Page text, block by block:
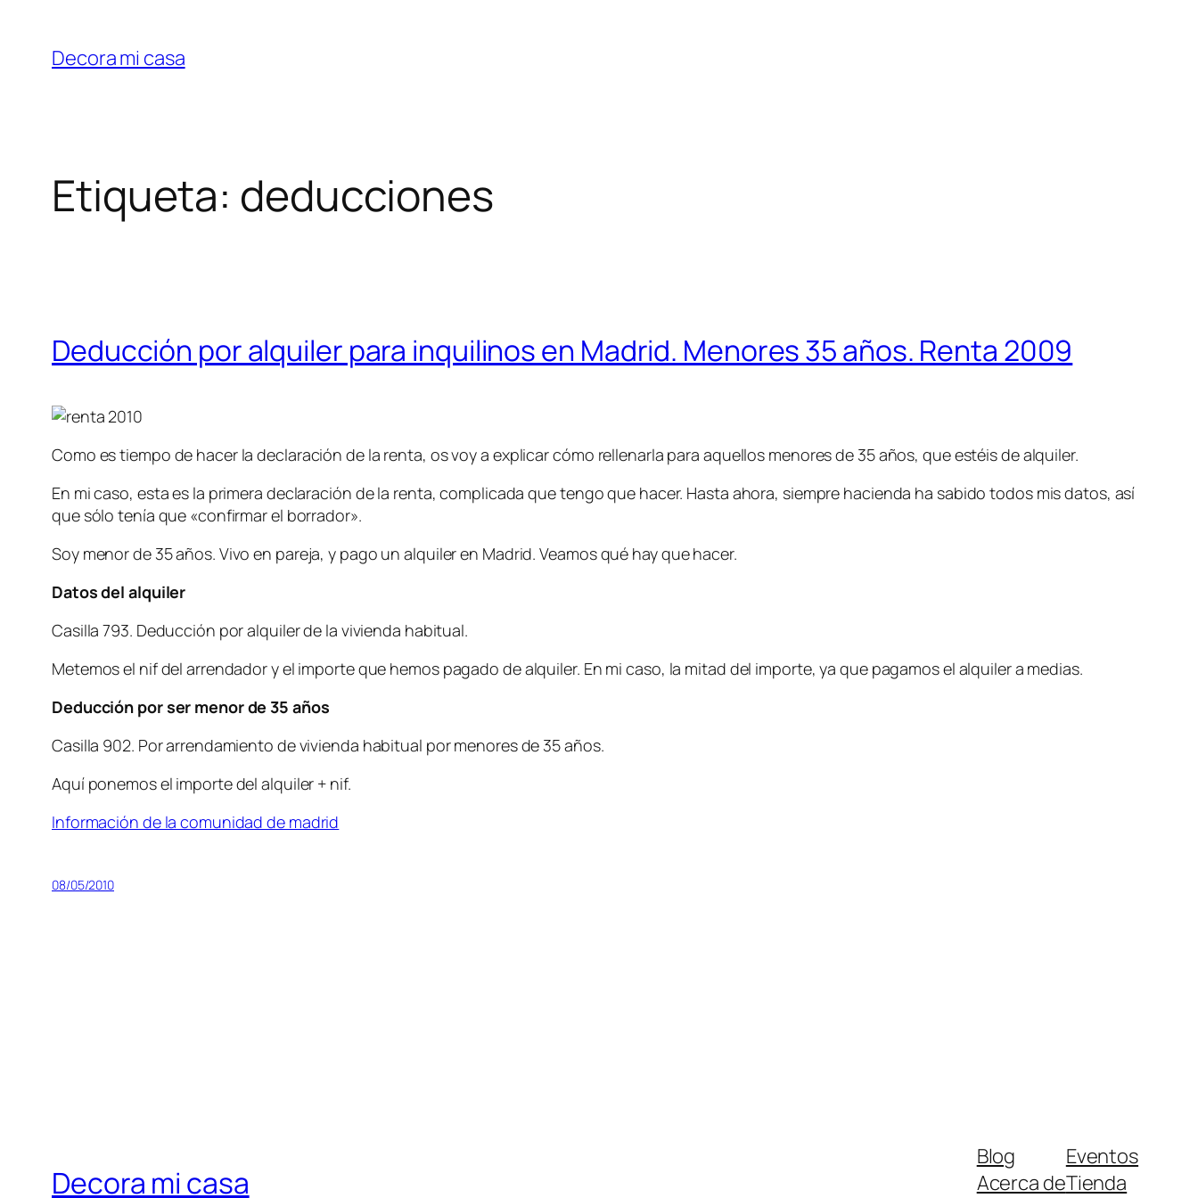
contenido
Decora mi casa
Etiqueta: deducciones
Deducción por alquiler para inquilinos en Madrid. Menores 35 años. Renta 2009
Como es tiempo de hacer la declaración de la renta, os voy a explicar cómo rellenarla para aquellos menores de 35 años, que estéis de alquiler.
En mi caso, esta es la primera declaración de la renta, complicada que tengo que hacer. Hasta ahora, siempre hacienda ha sabido todos mis datos, así
que sólo tenía que «confirmar el borrador».
Soy menor de 35 años. Vivo en pareja, y pago un alquiler en Madrid. Veamos qué hay que hacer.
Datos del alquiler
Casilla 793. Deducción por alquiler de la vivienda habitual.
Metemos el nif del arrendador y el importe que hemos pagado de alquiler. En mi caso, la mitad del importe, ya que pagamos el alquiler a medias.
Deducción por ser menor de 35 años
Casilla 902. Por arrendamiento de vivienda habitual por menores de 35 años.
Aquí ponemos el importe del alquiler + nif.
Información de la comunidad de madrid
08/05/2010
Decora mi casa
Blog
Acerca de
Eventos
Tienda